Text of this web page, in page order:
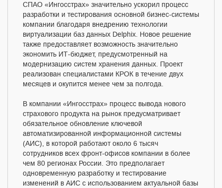
СПАО «Ингосстрах» значительно ускорил процесс
разработки и тестирования основной бизнес-системы
компании благодаря внедрению технологии
виртуализации баз данных Delphix. Новое решение
также предоставляет возможность значительно
экономить ИТ-бюджет, предусмотренный на
модернизацию систем хранения данных. Проект
реализован специалистами КРОК в течение двух
месяцев и окупится менее чем за полгода.
В компании «Ингосстрах» процесс вывода нового
страхового продукта на рынок предусматривает
обязательное обновление ключевой
автоматизированной информационной системы
(АИС), в которой работают около 6 тысяч
сотрудников всех фронт-офисов компании в более
чем 80 регионах России. Это предполагает
одновременную разработку и тестирование
изменений в АИС с использованием актуальной базы